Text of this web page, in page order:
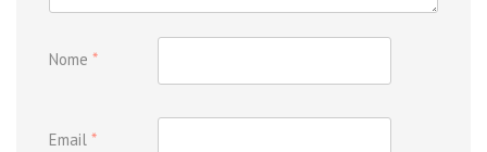
Nome *
Email *